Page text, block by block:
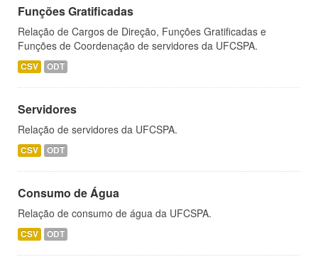
Funções Gratificadas
Relação de Cargos de Direção, Funções Gratificadas e
Funções de Coordenação de servidores da UFCSPA.
CSV ODT
Servidores
Relação de servidores da UFCSPA.
CSV ODT
Consumo de Água
Relação de consumo de água da UFCSPA.
CSV ODT